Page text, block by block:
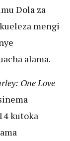
Dola za
mengi
alama.
One Love
kutoka